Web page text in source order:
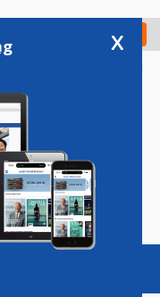
Check in
Vacatures
x